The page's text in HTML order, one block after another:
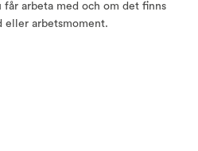
arbeta med och om det finns
eller arbetsmoment.